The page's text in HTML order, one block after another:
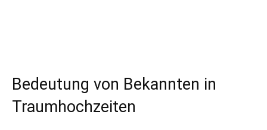
Bedeutung von Bekannten in
Traumhochzeiten